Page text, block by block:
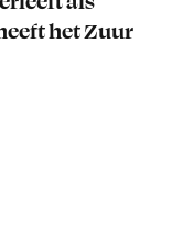
het Zuur